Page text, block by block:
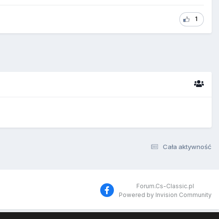
1
Cała aktywność
Forum.Cs-Classic.pl
Powered by Invision Community